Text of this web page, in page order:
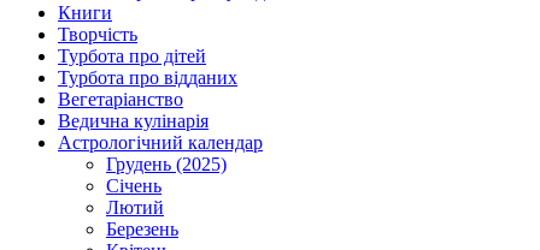
Книги
Творчість
Турбота про дітей
Турбота про відданих
Вегетаріанство
Ведична кулінарія
Астрологічний календар
Грудень (2025)
Січень
Лютий
Березень